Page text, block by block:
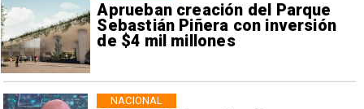
Aprueban creación del Parque
Sebastián Piñera con inversión
de $4 mil millones
NACIONAL